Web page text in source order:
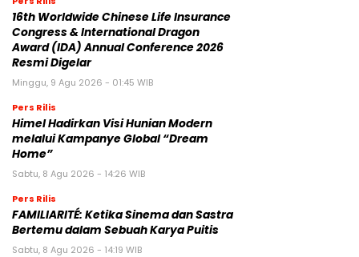
16th Worldwide Chinese Life Insurance
Congress & International Dragon
Award (IDA) Annual Conference 2026
Resmi Digelar
Minggu, 9 Agu 2026 - 01:45 WIB
Pers Rilis
Himel Hadirkan Visi Hunian Modern
melalui Kampanye Global “Dream
Home”
Sabtu, 8 Agu 2026 - 14:26 WIB
Pers Rilis
FAMILIARITÉ: Ketika Sinema dan Sastra
Bertemu dalam Sebuah Karya Puitis
Sabtu, 8 Agu 2026 - 14:19 WIB